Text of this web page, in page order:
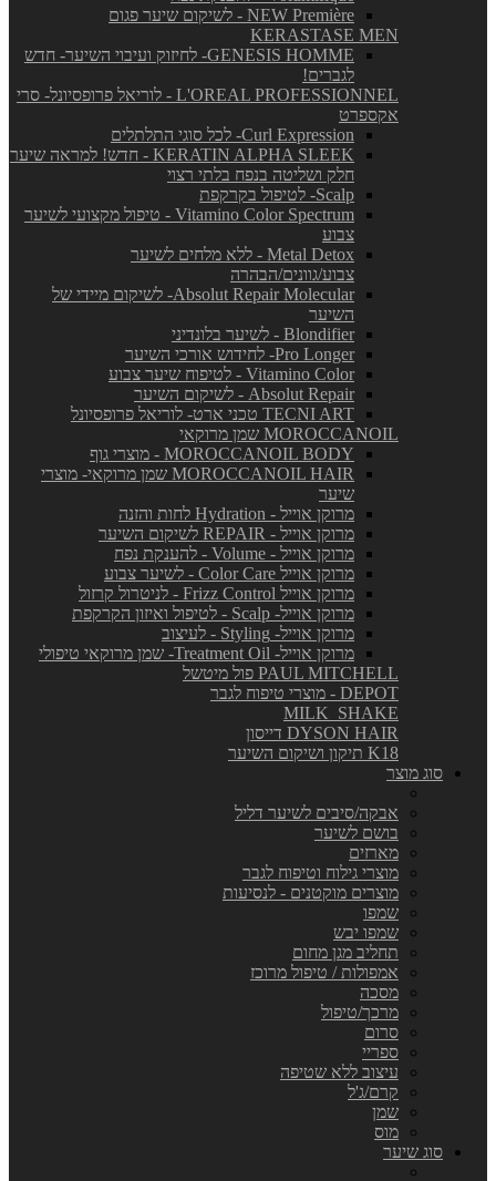
NEW Première - לשיקום שיער פגום
KERASTASE MEN
GENESIS HOMME- לחיזוק ועיבוי השיער- חדש
לגברים!
L'OREAL PROFESSIONNEL - לוריאל פרופסיונל- סרי
אקספרט
Curl Expression- לכל סוגי התלתלים
KERATIN ALPHA SLEEK - חדש! למראה שיער
חלק ושליטה בנפח בלתי רצוי
Scalp- לטיפול בקרקפת
Vitamino Color Spectrum - טיפול מקצועי לשיער
צבוע
Metal Detox - ללא מלחים לשיער
צבוע/גוונים/הבהרה
Absolut Repair Molecular- לשיקום מיידי של
השיער
Blondifier - לשיער בלונדיני
Pro Longer- לחידוש אורכי השיער
Vitamino Color - לטיפוח שיער צבוע
Absolut Repair - לשיקום השיער
TECNI ART טכני ארט- לוריאל פרופסיונל
MOROCCANOIL שמן מרוקאי
MOROCCANOIL BODY - מוצרי גוף
MOROCCANOIL HAIR שמן מרוקאי- מוצרי
שיער
מרוקן אוייל - Hydration לחות והזנה
מרוקן אוייל - REPAIR לשיקום השיער
מרוקן אוייל - Volume - להענקת נפח
מרוקן אוייל Color Care - לשיער צבוע
מרוקן אוייל Frizz Control - לניטרול קרזול
מרוקן אוייל- Scalp - לטיפול ואיזון הקרקפת
מרוקן אוייל- Styling - לעיצוב
מרוקן אוייל- Treatment Oil- שמן מרוקאי טיפולי
PAUL MITCHELL פול מיטשל
DEPOT - מוצרי טיפוח לגבר
MILK_SHAKE
DYSON HAIR דייסון
K18 תיקון ושיקום השיער
סוג מוצר
אבקה/סיבים לשיער דליל
בושם לשיער
מארזים
מוצרי גילוח וטיפוח לגבר
מוצרים מוקטנים - לנסיעות
שמפו
שמפו יבש
תחליב מגן מחום
אמפולות / טיפול מרוכז
מסכה
מרכך/טיפול
סרום
ספריי
עיצוב ללא שטיפה
קרם/ג'ל
שמן
מוס
סוג שיער